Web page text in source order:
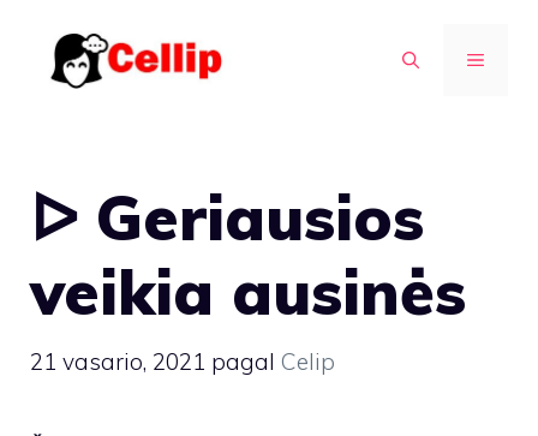
turinio
MENIU
ᐅ Geriausios
veikia ausinės
21 vasario, 2021 pagal Celip